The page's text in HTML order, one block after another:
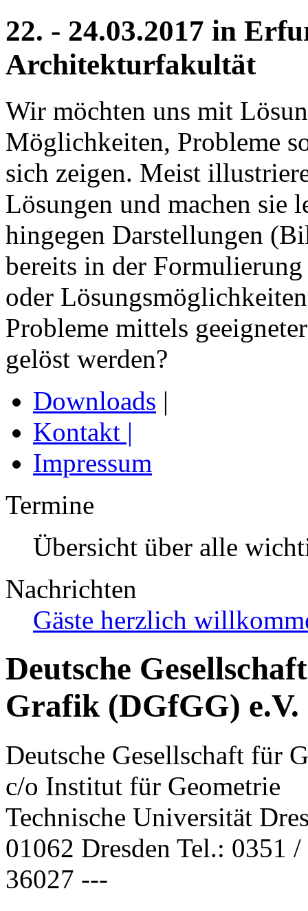
22. - 24.03.2017 in
Architekturfakultät
Wir möchten uns mit
Möglichkeiten, Probleme
sich zeigen. Meist
Lösungen und machen sie
hingegen Darstellungen
bereits in der
oder
Probleme mittels
gelöst werden?
Downloads |
Kontakt |
Impressum
Termine
Übersicht über alle
Nachrichten
Gäste herzlich
Deutsche
Grafik (DGfGG) e.V.
Deutsche Gesellschaft für
c/o Institut für Geometrie
Technische Universität
01062 Dresden Tel.: 0351
36027 ---